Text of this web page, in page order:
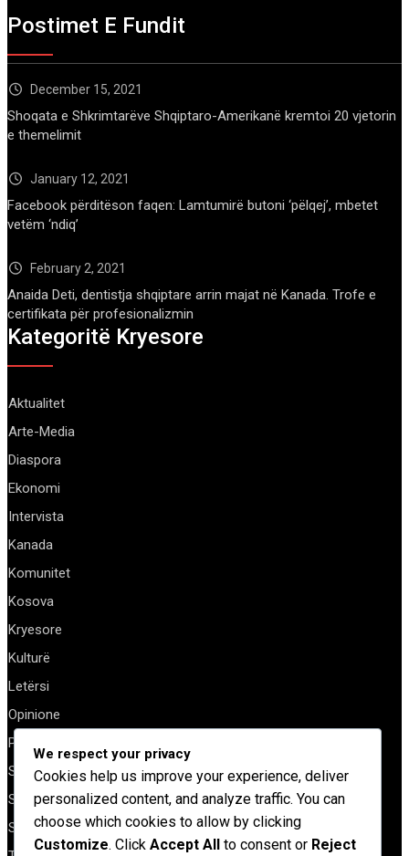
Postimet E Fundit
December 15, 2021
Shoqata e Shkrimtarëve Shqiptaro-Amerikanë kremtoi 20 vjetorin
e themelimit
January 12, 2021
Facebook përditëson faqen: Lamtumirë butoni ‘pëlqej’, mbetet
vetëm ‘ndiq’
February 2, 2021
Anaida Deti, dentistja shqiptare arrin majat në Kanada. Trofe e
certifikata për profesionalizmin
Kategoritë Kryesore
Aktualitet
Arte-Media
Diaspora
Ekonomi
Intervista
Kanada
Komunitet
Kosova
Kryesore
Kulturë
Letërsi
Opinione
Profil
Shqipëria
Shqiptarët në biznes
Stil Jete
We respect your privacy
Cookies help us improve your experience, deliver
personalized content, and analyze traffic. You can
choose which cookies to allow by clicking
Customize. Click Accept All to consent or Reject